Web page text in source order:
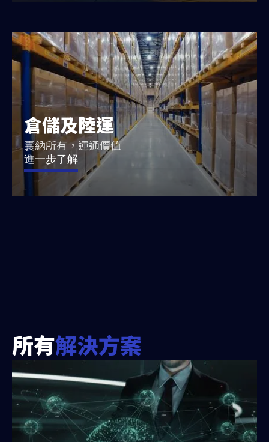
倉儲及陸運
囊納所有，運通價值
進一步了解
所有解決方案